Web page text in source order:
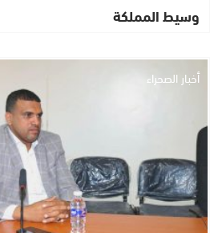
وسيط المملكة
أخبار الصحراء